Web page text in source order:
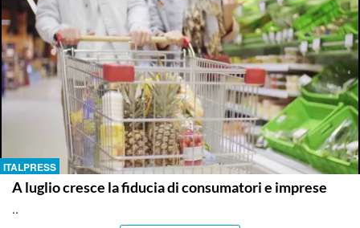
ITALPRESS
A luglio cresce la fiducia di consumatori e imprese
..